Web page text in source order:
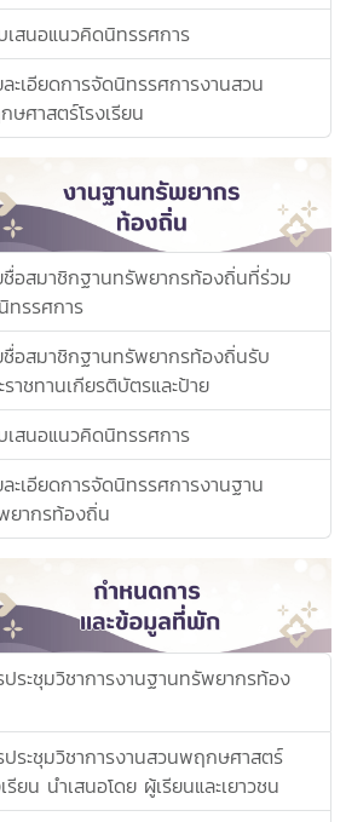
เสนอแนวคิดนิทรรศการ
ละเอียดการจัดนิทรรศการงานสวน
ษศาสตร์โรงเรียน
ชื่อสมาชิกฐานทรัพยากรท้องถิ่นที่ร่วม
ทรรศการ
ชื่อสมาชิกฐานทรัพยากรท้องถิ่นรับ
าชทานเกียรติบัตรและป้าย
เสนอแนวคิดนิทรรศการ
ละเอียดการจัดนิทรรศการงานฐาน
ยากรท้องถิ่น
ประชุมวิชาการงานฐานทรัพยากรท้อง
ประชุมวิชาการงานสวนพฤกษศาสตร์
รียน นำเสนอโดย ผู้เรียนและเยาวชน